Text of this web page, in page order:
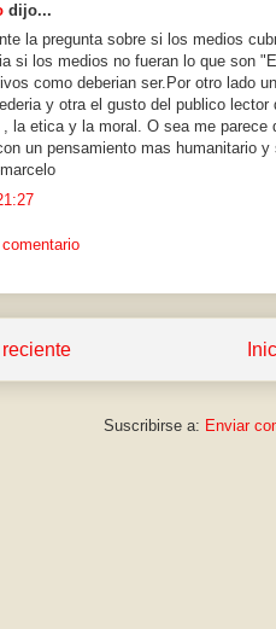
dijo...
la pregunta sobre si los medios
si los medios no fueran lo que son
como deberian ser.Por otro lado
y otra el gusto del publico
, la etica y la moral. O sea me
un pensamiento mas humanitario
Suscribirse a: Enviar